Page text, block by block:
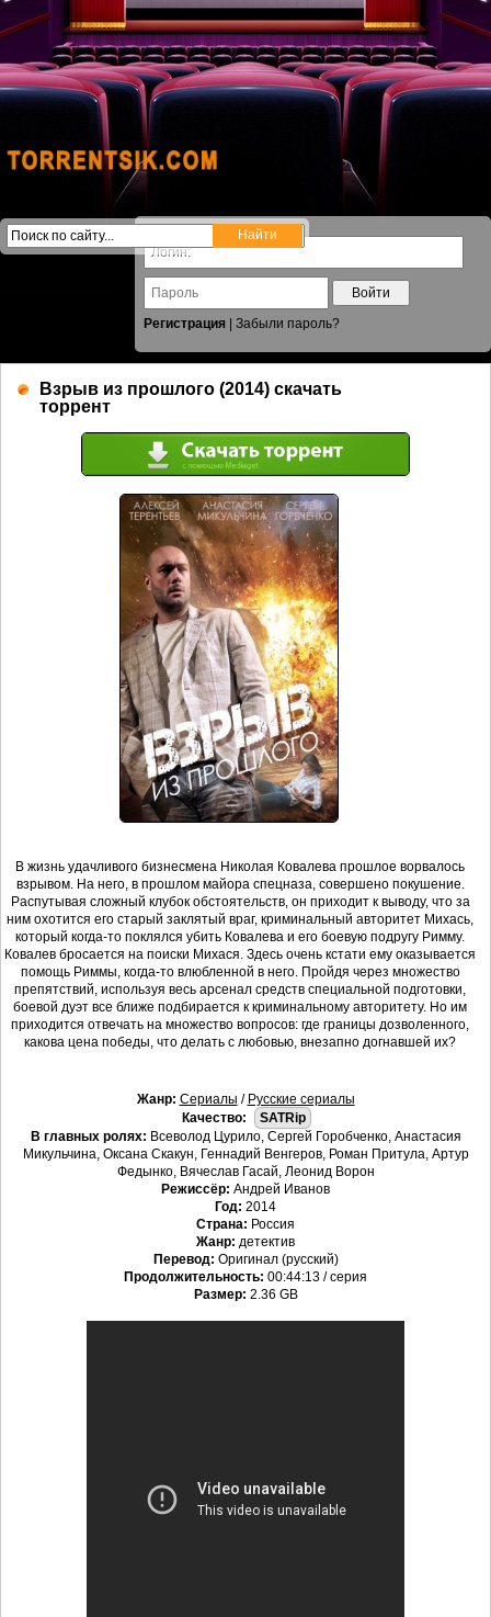
Войти
Регистрация
Забыли пароль?
Взрыв из прошлого (2014) скачать
торрент
В жизнь удачливого бизнесмена Николая Ковалева прошлое ворвалось
взрывом. На него, в прошлом майора спецназа, совершено покушение.
Распутывая сложный клубок обстоятельств, он приходит к выводу, что за
ним охотится его старый заклятый враг, криминальный авторитет Михась,
который когда-то поклялся убить Ковалева и его боевую подругу Римму.
Ковалев бросается на поиски Михася. Здесь очень кстати ему оказывается
помощь Риммы, когда-то влюбленной в него. Пройдя через множество
препятствий, используя весь арсенал средств специальной подготовки,
боевой дуэт все ближе подбирается к криминальному авторитету. Но им
приходится отвечать на множество вопросов: где границы дозволенного,
какова цена победы, что делать с любовью, внезапно догнавшей их?
Жанр: Сериалы / Русские сериалы
Качество:
SATRip
В главных ролях: Всеволод Цурило, Сергей Горобченко, Анастасия
Микульчина, Оксана Скакун, Геннадий Венгеров, Роман Притула, Артур
Федынко, Вячеслав Гасай, Леонид Ворон
Режиссёр: Андрей Иванов
Год: 2014
Страна: Россия
Жанр: детектив
Перевод: Оригинал (русский)
Продолжительность: 00:44:13 / серия
Размер: 2.36 GB